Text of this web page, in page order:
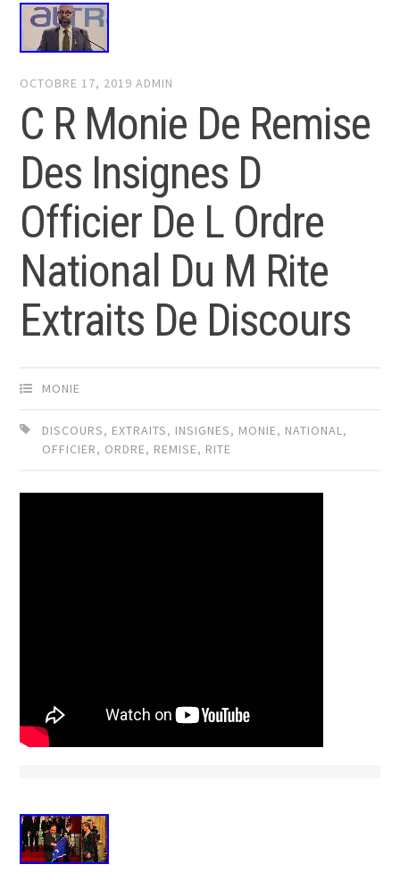
OCTOBRE 17, 2019 ADMIN
C R Monie De Remise
Des Insignes D
Officier De L Ordre
National Du M Rite
Extraits De Discours
MONIE
DISCOURS, EXTRAITS, INSIGNES, MONIE, NATIONAL,
OFFICIER, ORDRE, REMISE, RITE